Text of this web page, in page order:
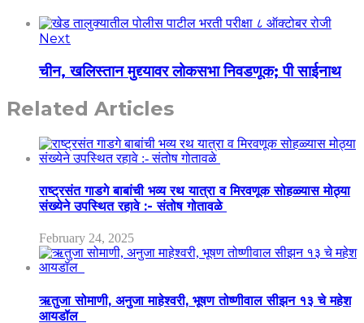
Next
चीन, खलिस्तान मुद्द्यावर लोकसभा निवडणूक; पी साईनाथ
Related Articles
राष्ट्रसंत गाडगे बाबांची भव्य रथ यात्रा व मिरवणूक सोहळ्यास मोठ्या
संख्येने उपस्थित रहावे :- संतोष गोतावळे
February 24, 2025
ऋतुजा सोमाणी, अनुजा माहेश्वरी, भूषण तोष्णीवाल सीझन १३ चे महेश
आयडॉल